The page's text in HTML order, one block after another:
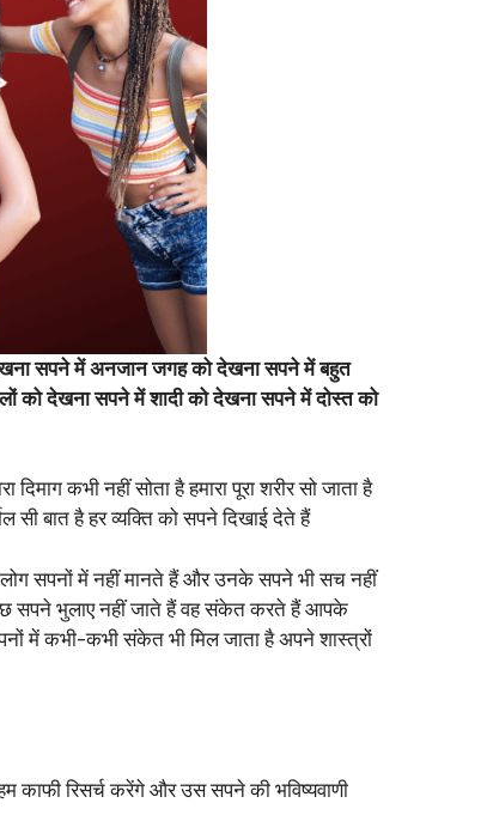
सपने में अनजान जगह को देखना सपने में बहुत
को देखना सपने में शादी को देखना सपने में दोस्त को
कभी नहीं सोता है हमारा पूरा शरीर सो जाता है
सी बात है हर व्यक्ति को सपने दिखाई देते हैं
सपनों में नहीं मानते हैं और उनके सपने भी सच नहीं
सपने भुलाए नहीं जाते हैं वह संकेत करते हैं आपके
में कभी-कभी संकेत भी मिल जाता है अपने शास्त्रों
रिसर्च करेंगे और उस सपने की भविष्यवाणी